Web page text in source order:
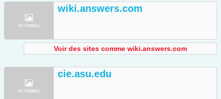
wiki.answers.com
Voir des sites comme wiki.answers.com
cie.asu.edu